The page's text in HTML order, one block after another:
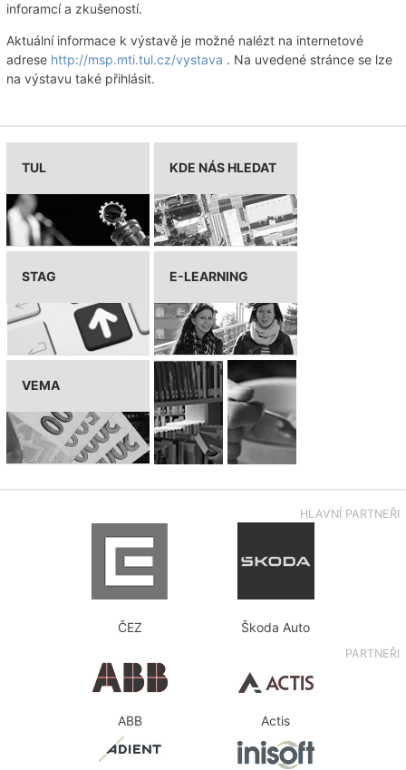
inforamcí a zkušeností.
Aktuální informace k výstavě je možné nalézt na internetové
adrese http://msp.mti.tul.cz/vystava . Na uvedené stránce se lze
na výstavu také přihlásit.
TUL KDE NÁS HLEDAT
STAG E-LEARNING
VEMA
HLAVNÍ PARTNEŘI
ČEZ Škoda Auto
PARTNEŘI
ABB Actis